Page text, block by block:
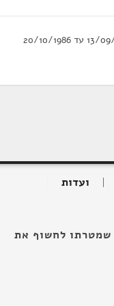
ועדות
שמטרתו לחשוף את